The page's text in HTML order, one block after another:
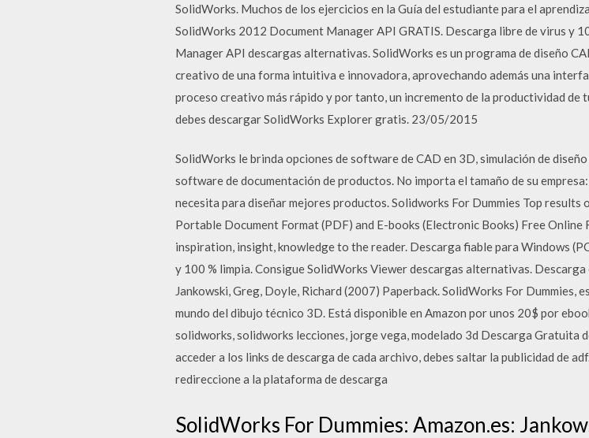
SolidWorks. Muchos de los ejercicios en la Guía del estudiante para el
SolidWorks 2012 Document Manager API GRATIS. Descarga libre de virus y
Manager API descargas alternativas. SolidWorks es un programa de diseño
creativo de una forma intuitiva e innovadora, aprovechando además una
proceso creativo más rápido y por tanto, un incremento de la productividad
debes descargar SolidWorks Explorer gratis. 23/05/2015
SolidWorks le brinda opciones de software de CAD en 3D, simulación de
software de documentación de productos. No importa el tamaño de su
necesita para diseñar mejores productos. Solidworks For Dummies Top
Portable Document Format (PDF) and E-books (Electronic Books) Free
inspiration, insight, knowledge to the reader. Descarga fiable para Windows
y 100 % limpia. Consigue SolidWorks Viewer descargas alternativas.
Jankowski, Greg, Doyle, Richard (2007) Paperback. SolidWorks For Dummies,
mundo del dibujo técnico 3D. Está disponible en Amazon por unos 20$ por
solidworks, solidworks lecciones, jorge vega, modelado 3d Descarga Gratuita
acceder a los links de descarga de cada archivo, debes saltar la publicidad de
redireccione a la plataforma de descarga
SolidWorks For Dummies: Amazon.es: